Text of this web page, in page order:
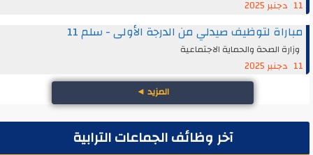
11 دجنبر 2025
مباراة لتوظيف صيدلي من الدرجة الأولى - سلم 11
وزارة الصحة والحماية الاجتماعية
11 دجنبر 2025
المزيد◄
آخر وظائف الجماعات الترابية